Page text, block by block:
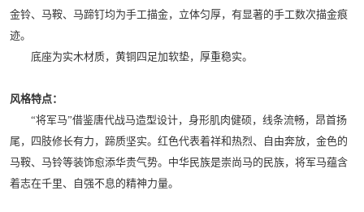
金铃、马鞍、马蹄钉均为手工描金，立体匀厚，有显著的手工数次描金痕
迹。
底座为实木材质，黄铜四足加软垫，厚重稳实。
风格特点：
“将军马”借鉴唐代战马造型设计，身形肌肉健硕，线条流畅，昂首扬
尾，四肢修长有力，蹄质坚实。红色代表着祥和热烈、自由奔放，金色的
马鞍、马铃等装饰愈添华贵气势。中华民族是崇尚马的民族，将军马蕴含
着志在千里、自强不息的精神力量。